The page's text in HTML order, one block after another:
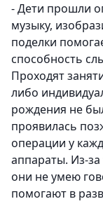
- Дети прошли
музыку,
поделки
способность
Проходят
либо
рождения не
проявилась
операции у
аппараты. Из-за
они не умею
помогают в